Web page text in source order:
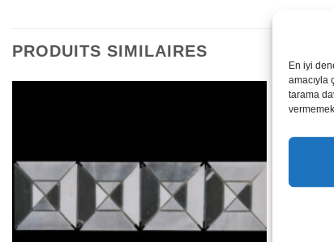
En iyi
amacıyla
tarama
PRODUITS SIMILAIRES